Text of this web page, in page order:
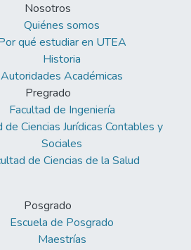
Nosotros
Quiénes somos
qué estudiar en UTEA
Historia
Autoridades Académicas
Pregrado
Facultad de Ingeniería
de Ciencias Jurídicas Contables y
Sociales
de Ciencias de la Salud
Posgrado
Escuela de Posgrado
Maestrías